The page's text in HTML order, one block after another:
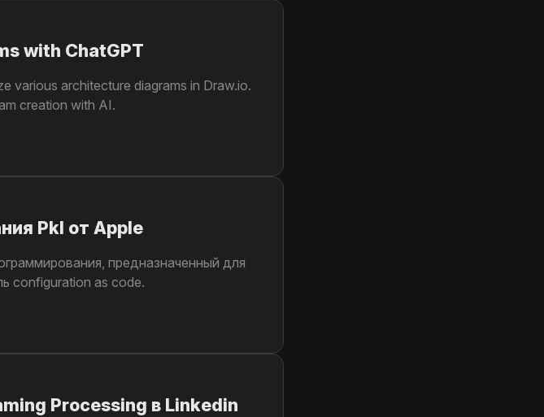
with ChatGPT
various architecture diagrams in Draw.io.
creation with AI.
Pkl от Apple
предназначенный для
configuration as code.
Processing в Linkedin